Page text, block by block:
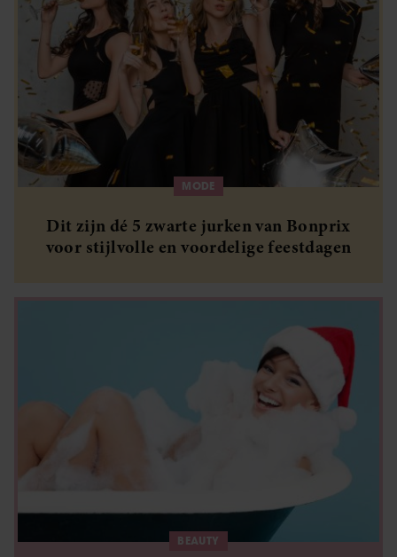
MODE
Dit zijn dé 5 zwarte jurken van Bonprix
voor stijlvolle en voordelige feestdagen
BEAUTY